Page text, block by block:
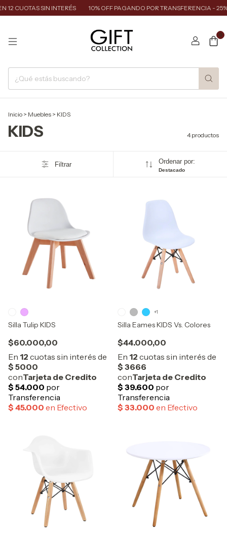
12 CUOTAS SIN INTERÉS 10% OFF PAGANDO POR TRANSFERENCIA -
0
Inicio > Muebles > KIDS
KIDS 4 productos
Filtrar Ordenar por:
Destacado
Silla Tulip KIDS
$60.000,00
Silla Eames KIDS Vs. Colores
$44.000,00
+1